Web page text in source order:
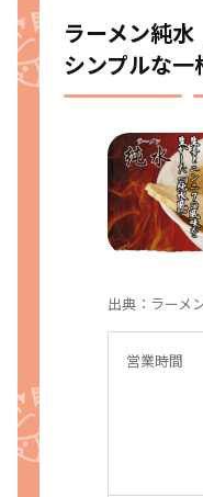
ラーメン純
シンプルな一
出典： ラーメ
営業時間